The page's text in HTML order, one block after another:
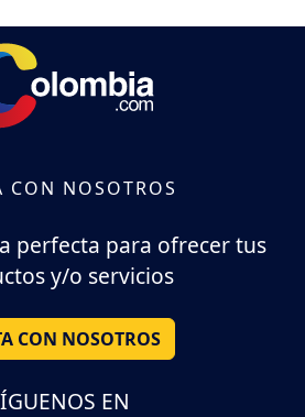
CON NOSOTROS
perfecta para ofrecer tus
y/o servicios
CON NOSOTROS
EN